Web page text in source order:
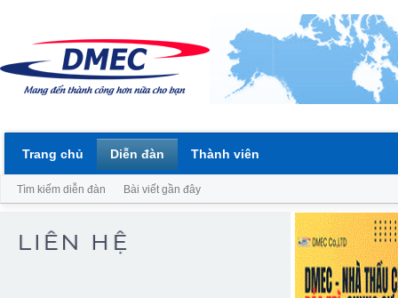
Trang chủ Diễn đàn
Tìm kiếm diễn đàn Bài viết gần đây
Thành viên